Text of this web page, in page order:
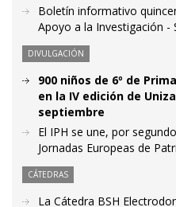
Boletín informativo
Apoyo a la Investigación -
DIVULGACIÓN
900 niños de 6º de
en la IV edición de
septiembre
El IPH se une, por
Jornadas Europeas de
CÁTEDRAS
La Cátedra BSH